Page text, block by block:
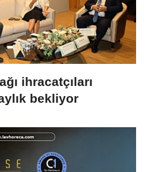
ihracatçıları
bekliyor